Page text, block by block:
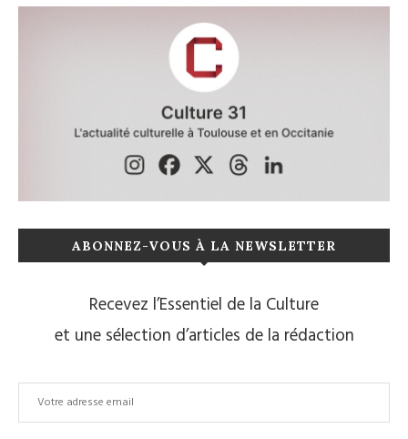
ABONNEZ-VOUS À LA NEWSLETTER
Recevez l’Essentiel de la Culture
et une sélection d’articles de la rédaction